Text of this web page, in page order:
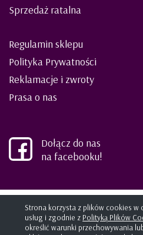
Strona korzysta z plików cookies w
usług i zgodnie z Polityką Plików
określić warunki przechowywania
Sprzedaż ratalna
Regulamin sklepu
Polityka Prywatności
Reklamacje i zwroty
Prasa o nas
Dołącz do nas
na facebooku!
©2021 ELIES meble dla
Projekt i wykonanie:kreatormarki.pl